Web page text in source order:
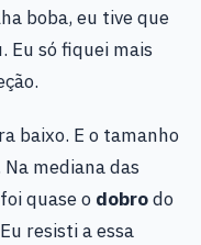
boba, eu tive que
Eu só fiquei mais
baixo. E o tamanho
mediana das
quase o dobrodo
resisti a essa